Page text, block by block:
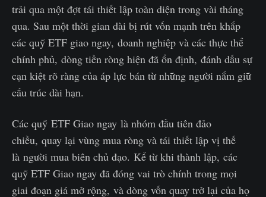
trải qua một đợt tái thiết lập toàn diện trong vài tháng
qua. Sau một thời gian dài bị rút vốn mạnh trên khắp
các quỹ ETF giao ngay, doanh nghiệp và các thực thể
chính phủ, dòng tiền ròng hiện đã ổn định, đánh dấu sự
cạn kiệt rõ ràng của áp lực bán từ những người nắm giữ
cấu trúc dài hạn.
Các quỹ ETF Giao ngay là nhóm đầu tiên đảo
chiều, quay lại vùng mua ròng và tái thiết lập vị thế
là người mua biên chủ đạo. Kể từ khi thành lập, các
quỹ ETF Giao ngay đã đóng vai trò chính trong mọi
giai đoạn giá mở rộng, và dòng vốn quay trở lại của họ